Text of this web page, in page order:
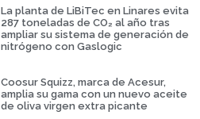
La planta de LiBiTec en Linares evita
287 toneladas de CO₂ al año tras
ampliar su sistema de generación de
nitrógeno con Gaslogic
Coosur Squizz, marca de Acesur,
amplia su gama con un nuevo aceite
de oliva virgen extra picante